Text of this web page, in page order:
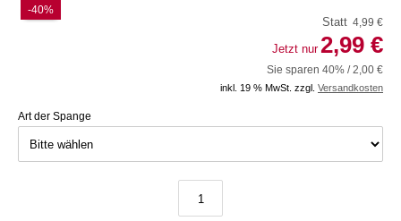
-40%
Statt 4,99 €
Jetzt nur 2,99 €
Sie sparen 40% / 2,00 €
inkl. 19 % MwSt. zzgl. Versandkosten
Art der Spange